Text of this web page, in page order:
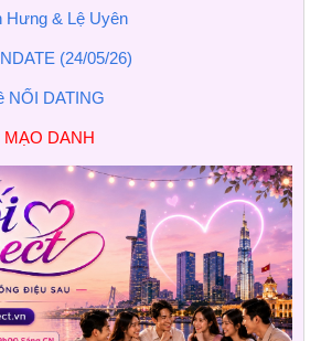
& Lệ Uyên
(24/05/26)
NỐI DATING
DANH